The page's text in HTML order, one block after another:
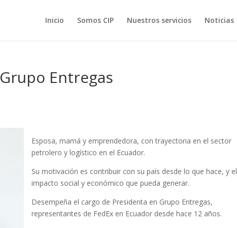
Inicio Somos CIP Nuestros servicios Noticias
Entregas
Esposa, mamá y emprendedora, con trayectoria en el sector
petrolero y logístico en el Ecuador.
Su motivación es contribuir con su país desde lo que hace, y el
impacto social y económico que pueda generar.
Desempeña el cargo de Presidenta en Grupo Entregas,
representantes de FedEx en Ecuador desde hace 12 años.